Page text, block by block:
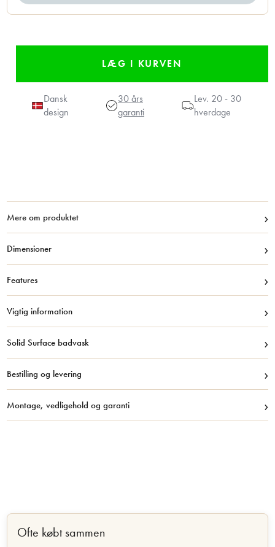
Dansk
design
30 års
garanti
Lev. 20 - 30
hverdage
Mere om produktet ›
Dimensioner ›
Features ›
Vigtig information ›
Solid Surface badvask ›
Bestilling og levering ›
Montage, vedligehold og garanti ›
Ofte købt sammen